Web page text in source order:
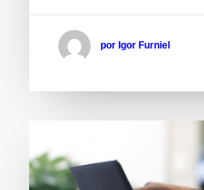
por Igor Furniel